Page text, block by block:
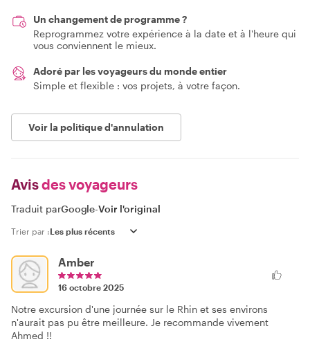
Un changement de programme ?
Reprogrammez votre expérience à la date et à l'heure qui
vous conviennent le mieux.
Adoré par les voyageurs du monde entier
Simple et flexible : vos projets, à votre façon.
Voir la politique d'annulation
Avisdes voyageurs
Traduit parGoogle-Voir l'original
Trier par :
Amber
16 octobre 2025
Notre excursion d'une journée sur le Rhin et ses environs
n'aurait pas pu être meilleure. Je recommande vivement
Ahmed !!